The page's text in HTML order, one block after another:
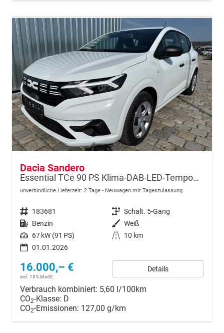
Dacia Sandero
Essential TCe 90 PS Klima-DAB-LED-Tempomat-Limiter-sofort
unverbindliche Lieferzeit: 2 Tage Neuwagen mit Tageszulassung
Fahrzeugnr. 183681 Getriebe Schalt. 5-Gang
Kraftstoff Benzin Außenfarbe Weiß
Leistung 67 kW (91 PS) Kilometerstand
10 km
01.01.2026
16.000,– €
incl. 19% MwSt.
Details
Verbrauch kombiniert: 5,60 l/100km
CO2-Klasse: D
CO2-Emissionen: 127,00 g/km